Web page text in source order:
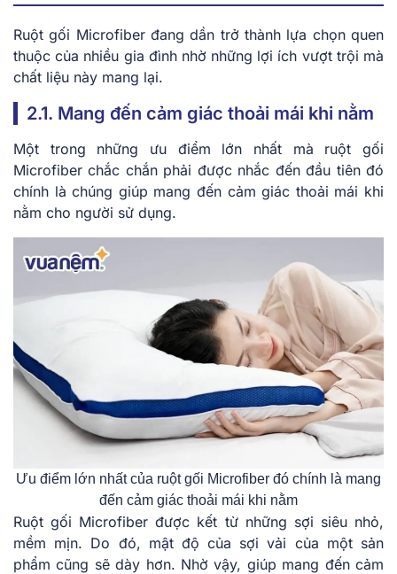
Ruột gối Microfiber đang dần trở thành lựa chọn quen
thuộc của nhiều gia đình nhờ những lợi ích vượt trội mà
chất liệu này mang lại.
2.1. Mang đến cảm giác thoải mái khi nằm
Một trong những ưu điểm lớn nhất mà ruột gối
Microfiber chắc chắn phải được nhắc đến đầu tiên đó
chính là chúng giúp mang đến cảm giác thoải mái khi
nằm cho người sử dụng.
Ưu điểm lớn nhất của ruột gối Microfiber đó chính là mang
đến cảm giác thoải mái khi nằm
Ruột gối Microfiber được kết từ những sợi siêu nhỏ,
mềm mịn. Do đó, mật độ của sợi vải của một sản
phẩm cũng sẽ dày hơn. Nhờ vậy, giúp mang đến cảm